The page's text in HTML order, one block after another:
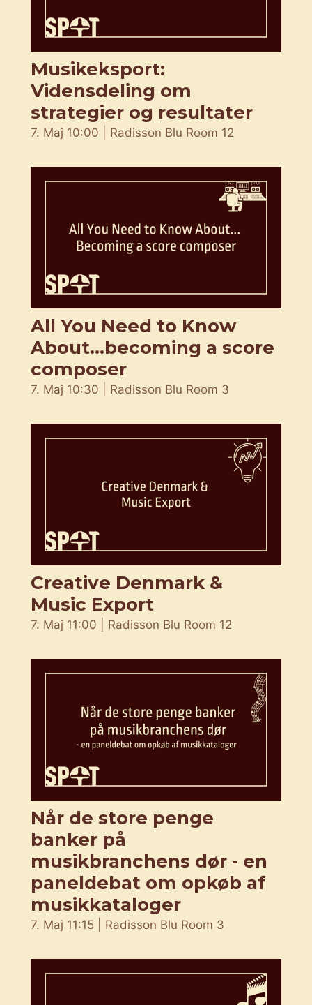
Musikeksport:
Vidensdeling om
strategier og resultater
7. Maj 10:00 | Radisson Blu Room 12
All You Need to Know
About...becoming a score
composer
7. Maj 10:30 | Radisson Blu Room 3
Creative Denmark &
Music Export
7. Maj 11:00 | Radisson Blu Room 12
Når de store penge
banker på
musikbranchens dør - en
paneldebat om opkøb af
musikkataloger
7. Maj 11:15 | Radisson Blu Room 3